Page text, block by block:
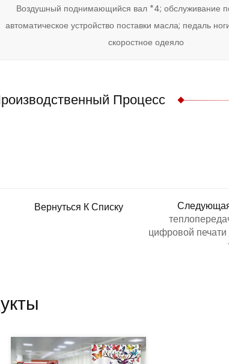
Воздушный поднимающийся вал *4; обслуживание
автоматическое устройство поставки масла; педаль
скоростное одеяло
Процесс
цифровой печати
Вернуться К Списку